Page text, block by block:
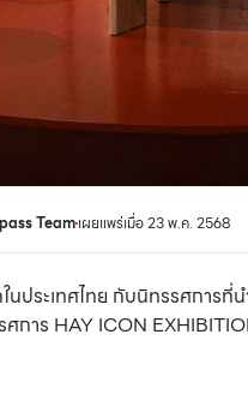
Teamเผยแพร่เมื่อ 23 พ.ค. 2568
นประเทศไทย กับนิทรรศการที่
การ HAY ICON